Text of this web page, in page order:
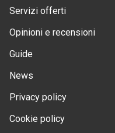
Servizi offerti
Opinioni e recensioni
Guide
News
Privacy policy
Cookie policy